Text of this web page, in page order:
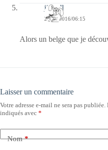
jill bill
21/12/2016/06:15
Alors un belge que je
Laisser un commentaire
Votre adresse e-mail ne sera pas publiée.
indiqués avec *
Nom*